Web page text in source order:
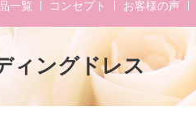
一覧 コンセプト お客様の声
ィングドレス